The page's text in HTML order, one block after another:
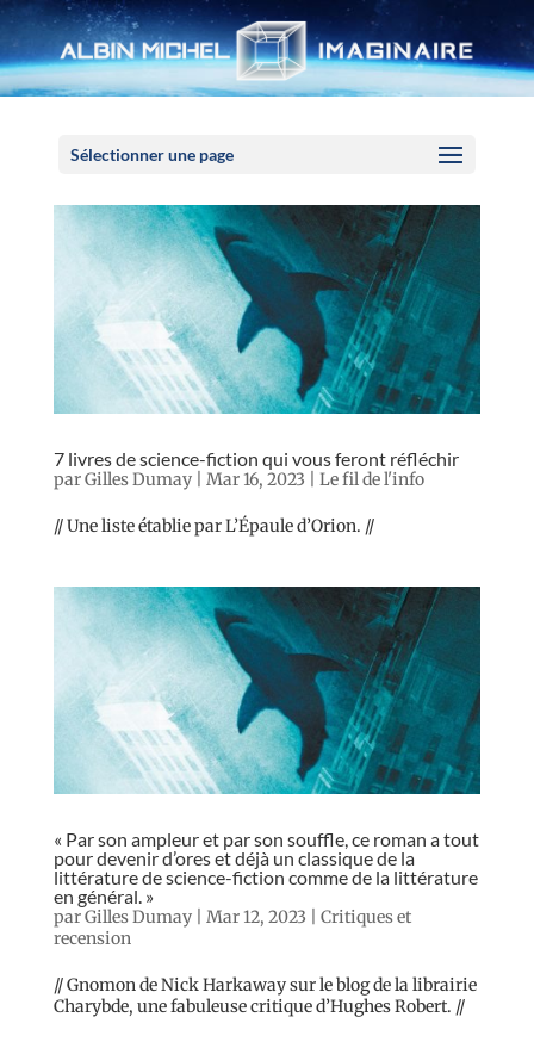
Sélectionner une page
7 livres de science-fiction qui vous feront réfléchir
parGilles Dumay| Mar 16, 2023 Le fil de l'info
// Une liste établie par L’Épaule d’Orion. //
« Par son ampleur et par son souffle, ce roman a tout
pour devenir d’ores et déjà un classique de la
littérature de science-fiction comme de la littérature
en général. »
parGilles Dumay| Mar 12, 2023
Critiques et
recension
// Gnomon de Nick Harkaway sur le blog de la librairie
Charybde, une fabuleuse critique d’Hughes Robert. //
Panneau de gestion des cookies